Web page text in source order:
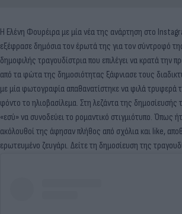
Η Ελένη Φουρέιρα με μία νέα της ανάρτηση στο
εξέφρασε δημόσια τον έρωτά της για τον σύντροφό
δημοφιλής τραγουδίστρια που επιλέγει να κρατά την
από τα φώτα της δημοσιότητας ξάφνιασε τους
με μία φωτογραφία απαθανατίστηκε να φιλά τρυφερά
φόντο το ηλιοβασίλεμα. Στη λεζάντα της
«εσύ» να συνοδεύει το ρομαντικό στιγμιότυπο. Όπως
ακόλουθοί της άφησαν πλήθος από σχόλια και like,
ερωτευμένο ζευγάρι. Δείτε τη δημοσίευση της